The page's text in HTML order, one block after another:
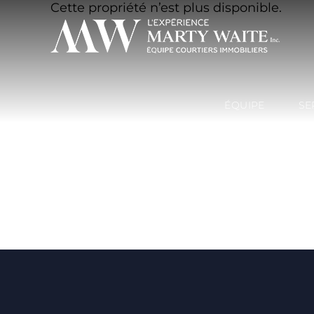
ÉQUIPE
Cette propriété n’est plus disponible.